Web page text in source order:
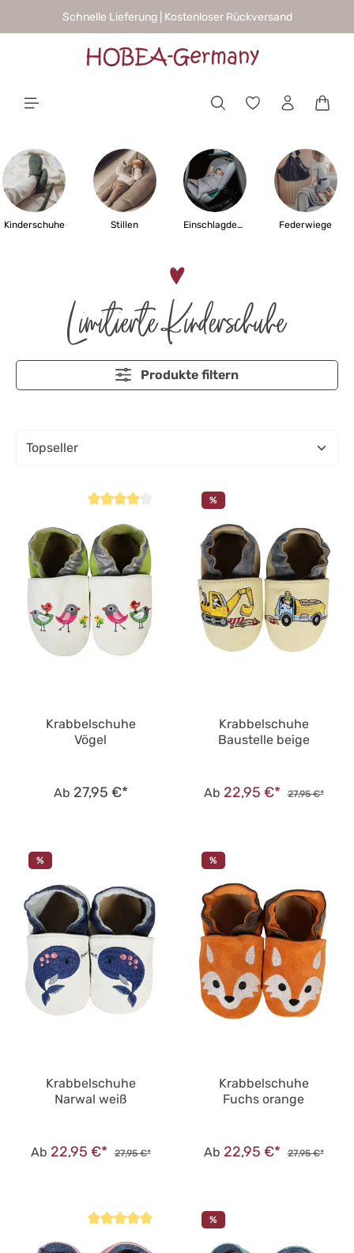
springenSchnelle Lieferung | Kostenloser Rückversand
Kinderschuhe Stillen Einschlagdecken Federwiege
Limitierte Kinderschuhe
Produkte filtern
Krabbelschuhe
Vögel
Ab 27,95 €*
%
Krabbelschuhe
Baustelle beige
Ab 22,95 €* 27,95 €*
%
Krabbelschuhe
Narwal weiß
Ab 22,95 €* 27,95 €*
%
Krabbelschuhe
Fuchs orange
Ab 22,95 €* 27,95 €*
%